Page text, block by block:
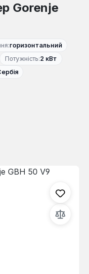
Gorenje
горизонтальний
Потужність:2 кВт